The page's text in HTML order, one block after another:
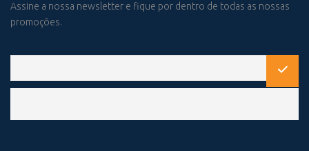
Assine a nossa newsletter e fique por dentro de todas as nossas
promoções.